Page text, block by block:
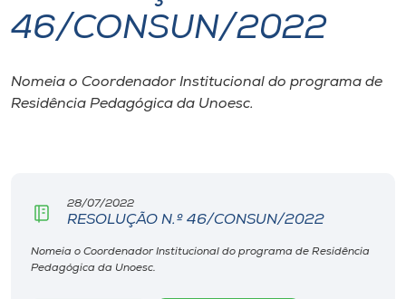
I.nova
Diplomados
CPA
Biblioteca
46/CONSUN/2022
Nomeia o Coordenador Institucional do programa de
Residência Pedagógica da Unoesc.
28/07/2022
RESOLUÇÃO N.º 46/CONSUN/2022
Nomeia o Coordenador Institucional do programa de Residência
Pedagógica da Unoesc.